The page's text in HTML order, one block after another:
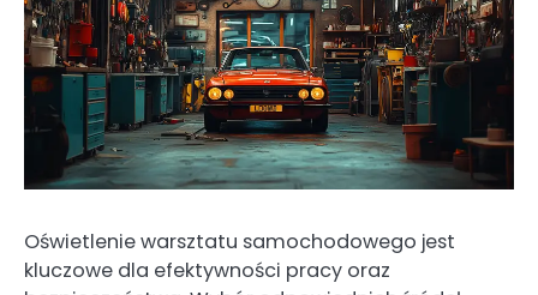
Oświetlenie warsztatu samochodowego jest
kluczowe dla efektywności pracy oraz